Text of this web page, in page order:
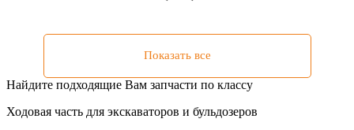
Показать все
Найдите подходящие Вам запчасти по классу
Ходовая часть для экскаваторов и бульдозеров